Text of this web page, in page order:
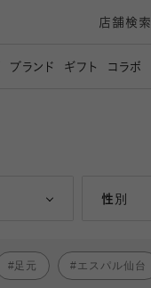
店舗検索
ブランド ギフト コラボ
性別
女性
足元 エスパル仙台